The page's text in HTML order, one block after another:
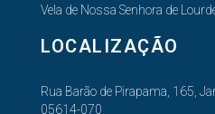
Vela de Nossa Senhora de
LOCALIZAÇÃO
Rua Barão de Pirapama, 165,
05614-070